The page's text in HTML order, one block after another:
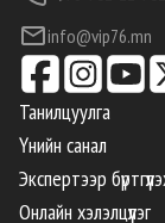
info@vip76.mn
Танилцуулга
Үнийн санал
Экспертээр
Онлайн хэлэлцүүлэг